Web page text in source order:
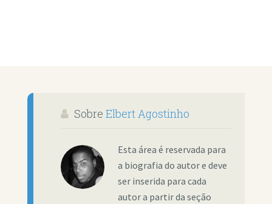
Sobre Elbert Agostinho
Esta área é reservada para
a biografia do autor e deve
ser inserida para cada
autor a partir da seção